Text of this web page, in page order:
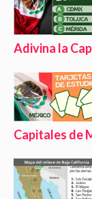
Adivina la
Capitales de